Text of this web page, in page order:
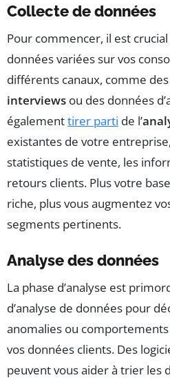
Collecte de données
Pour commencer, il est
données variées sur vos
différents canaux, comme des
interviews ou des données
égalementtirer parti de l’
existantes de votre
statistiques de vente, les
retours clients. Plus votre
riche, plus vous augmentez
segments pertinents.
Analyse des données
La phase d’analyse est
d’analyse de données pour
anomalies ou
vos données clients. Des
peuvent vous aider à trier les